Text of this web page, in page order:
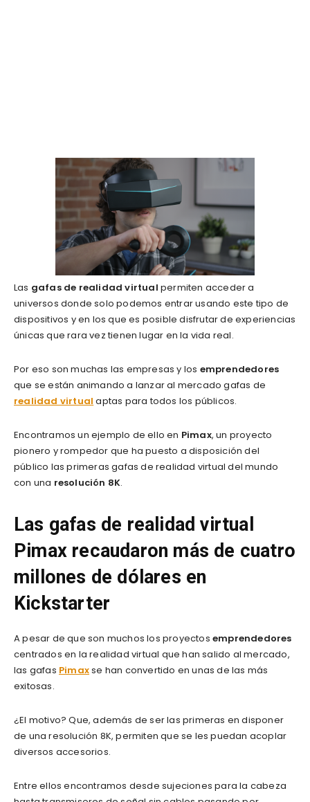
Las gafas de realidad virtual permiten acceder a
universos donde solo podemos entrar usando este tipo de
dispositivos y en los que es posible disfrutar de experiencias
únicas que rara vez tienen lugar en la vida real.
Por eso son muchas las empresas y los emprendedores
que se están animando a lanzar al mercado gafas de
realidad virtual aptas para todos los públicos.
Encontramos un ejemplo de ello en Pimax, un proyecto
pionero y rompedor que ha puesto a disposición del
público las primeras gafas de realidad virtual del mundo
con una resolución 8K.
Las gafas de realidad virtual
Pimax recaudaron más de cuatro
millones de dólares en
Kickstarter
A pesar de que son muchos los proyectos emprendedores
centrados en la realidad virtual que han salido al mercado,
las gafas Pimaxse han convertido en unas de las más
exitosas.
¿El motivo? Que, además de ser las primeras en disponer
de una resolución 8K, permiten que se les puedan acoplar
diversos accesorios.
Entre ellos encontramos desde sujeciones para la cabeza